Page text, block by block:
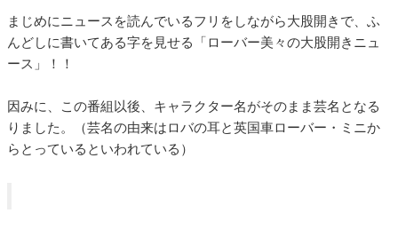
まじめにニュースを読んでいるフリをしながら大股開きで、ふ
んどしに書いてある字を見せる「ローバー美々の大股開きニュ
ース」！！
因みに、この番組以後、キャラクター名がそのまま芸名となる
りました。（芸名の由来はロバの耳と英国車ローバー・ミニか
らとっているといわれている）